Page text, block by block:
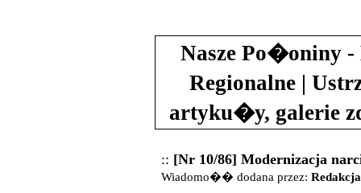
Nasze Po�oniny -
Regionalne |
artyku�y, galerie
:: [Nr 10/86] Modernizacja
Wiadomo�� dodana przez: Redakcja